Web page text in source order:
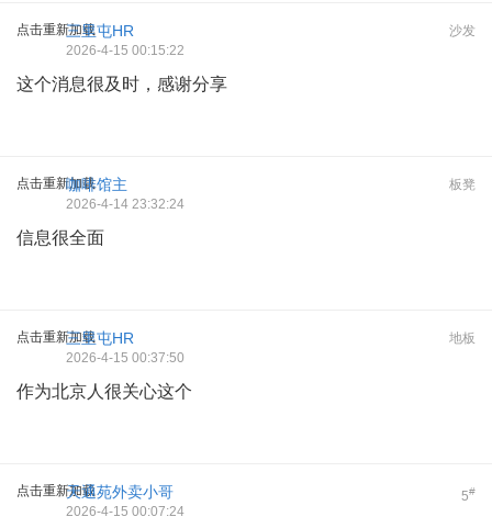
点击重新加载 沙发
三里屯HR
2026-4-15 00:15:22
这个消息很及时，感谢分享
点击重新加载 板凳
咖啡馆主
2026-4-14 23:32:24
信息很全面
点击重新加载 地板
三里屯HR
2026-4-15 00:37:50
作为北京人很关心这个
点击重新加载 5#
天通苑外卖小哥
2026-4-15 00:07:24